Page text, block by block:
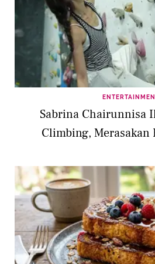
Sabrina Chairunnisa
Climbing, Merasakan